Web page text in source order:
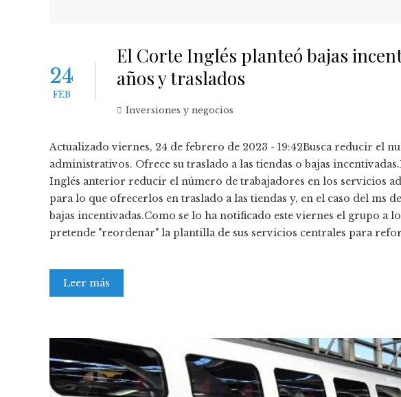
24
FEB
El Corte Inglés planteó bajas
años y traslados
Inversiones y negocios
Actualizado viernes, 24 de febrero de 2023 - 19:42Busca reducir el
administrativos. Ofrece su traslado a las tiendas o bajas
Inglés anterior reducir el número de trabajadores en los servicios
para lo que ofrecerlos en traslado a las tiendas y, en el caso del ms
bajas incentivadas.Como se lo ha notificado este viernes el grupo a
pretende "reordenar" la plantilla de sus servicios centrales para
Leer más